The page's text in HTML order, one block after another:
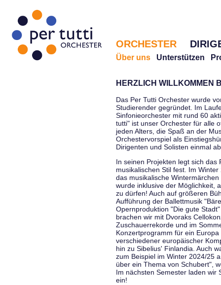
ORCHESTER
Über uns Unterstützen
HERZLICH WILLKOMMEN
Das Per Tutti Orchester wurde
Studierender gegründet. Im
Sinfonieorchester mit rund 60
tutti" ist unser Orchester für alle
jeden Alters, die Spaß an der
Orchestervorspiel als
Dirigenten und Solisten einmal
In seinen Projekten legt sich das
musikalischen Stil fest. Im
das musikalische
wurde inklusive der Möglichkeit,
zu dürfen! Auch auf größeren
Aufführung der Ballettmusik
Opernproduktion "Die gute
brachen wir mit Dvoraks
Zuschauerrekorde und im
Konzertprogramm für ein
verschiedener europäischer
hin zu Sibelius' Finlandia. Auch
zum Beispiel im Winter 2024/25
über ein Thema von Schubert",
Im nächsten Semester laden wir
ein!